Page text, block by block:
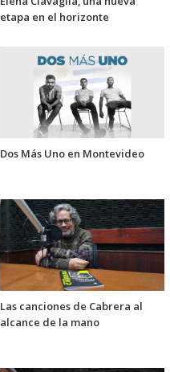
etapa en el horizonte
Dos Más Uno en Montevideo
Las canciones de Cabrera al
alcance de la mano